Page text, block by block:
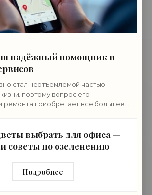
надёжный помощник в
стал неотъемлемой частью
поэтому вопрос его
ремонта приобретает всё большее
выбрать для офиса —
советы по озеленению
Подробнее